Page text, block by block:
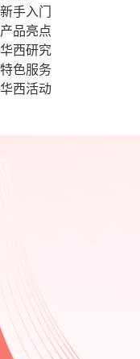
新手入门
产品亮点
华西研究
特色服务
华西活动